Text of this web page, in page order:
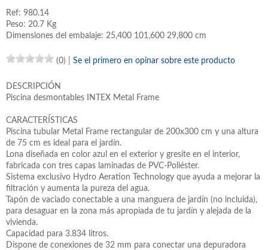
Ref: 980.14
Peso: 20.7 Kg
Dimensiones del embalaje: 25,400 101,600 29,800 cm
(0) Se el primero en opinar sobre este producto
DESCRIPCIÓN
Piscina desmontables INTEX Metal Frame
CARACTERÍSTICAS
Piscina tubular Metal Frame rectangular de 200x300 cm y una altura
de 75 cm es ideal para el jardín.
Lona diseñada en color azul en el exterior y gresite en el interior,
fabricada con tres capas laminadas de PVC-Poliéster.
Sistema exclusivo Hydro Aeration Technology que ayuda a mejorar la
filtración y aumenta la pureza del agua.
Tapón de vaciado conectable a una manguera de jardín (no incluida),
para desaguar en la zona más apropiada de tu jardín y alejada de la
vivienda.
Capacidad para 3.834 litros.
Dispone de conexiones de 32 mm para conectar una depuradora